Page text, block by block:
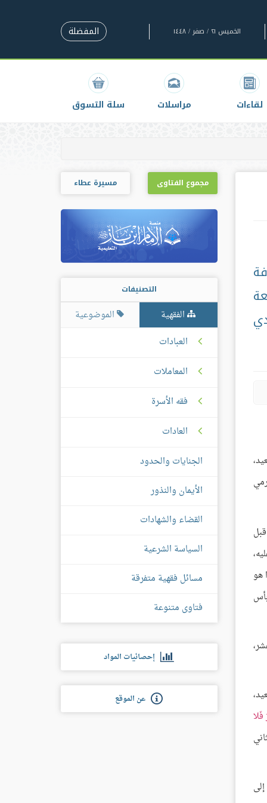
الخميس ٢١ / صفر / ١٤٤٨ المفضلة
لقاءات مراسلات سلة التسوق
هو
مجموع الفتاوى مسيرة عطاء
التصنيفات
الفقهية
الموضوعية
العبادات
المعاملات
فقه الأسرة
العادات
الجنايات والحدود
الأيمان والنذور
القضاء والشهادات
السياسة الشرعية
مسائل فقهية متفرقة
فتاوى متنوعة
إحصائيات المواد
عن الموقع